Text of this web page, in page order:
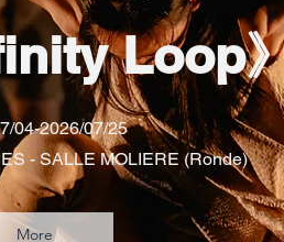
Loop
04-2026/07/25
- SALLE MOLIERE (Ronde)
More